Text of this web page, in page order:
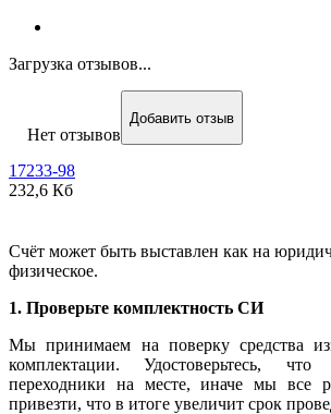
Загрузка отзывов...
Нет отзывов
Добавить отзыв
17233-98
232,6 Кб
Счёт может быть выставлен как на
физическое.
1. Проверьте комплектность СИ
Мы принимаем на поверку средства
комплектации. Удостоверьтесь,
переходники на месте, иначе мы все
привезти, что в итоге увеличит срок